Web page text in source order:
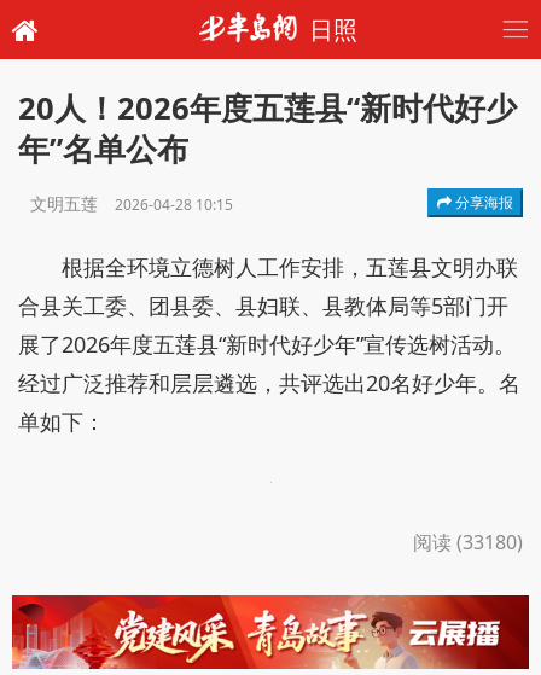
日照
20人！2026年度五莲县“新时代好少
年”名单公布
文明五莲 2026-04-28 10:15 分享海报
根据全环境立德树人工作安排，五莲县文明办联
合县关工委、团县委、县妇联、县教体局等5部门开
展了2026年度五莲县“新时代好少年”宣传选树活动。
经过广泛推荐和层层遴选，共评选出20名好少年。名
单如下：
阅读 (33180)